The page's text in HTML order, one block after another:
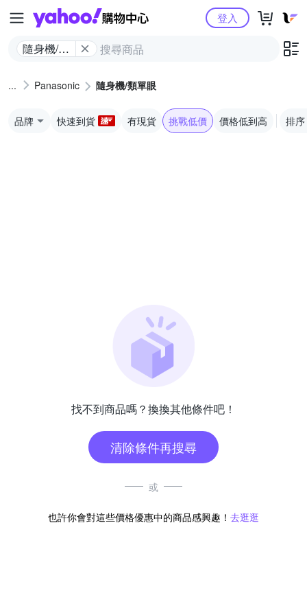
Yahoo購物中心
隨身機/類
登入
Panasonic 隨身機/類單眼
品牌 快速到貨 有現貨 挑戰低價 價格低到高 排序
找不到商品嗎？換換其他條件吧！
清除條件再搜尋
或
也許你會對這些價格優惠中的商品感興趣！ 去逛逛